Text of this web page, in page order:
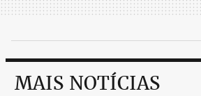
MAIS NOTÍCIAS